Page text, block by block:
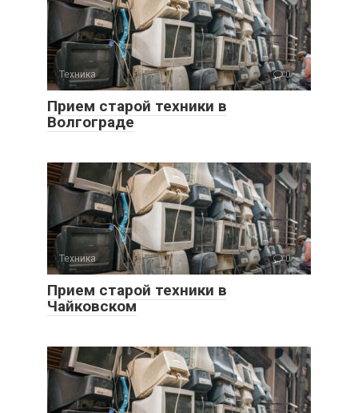
Техника 0
Прием старой техники в
Волгограде
Техника 0
Прием старой техники в
Чайковском